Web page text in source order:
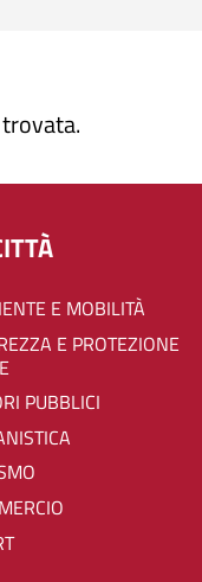
E MOBILITÀ
PUBBLICI